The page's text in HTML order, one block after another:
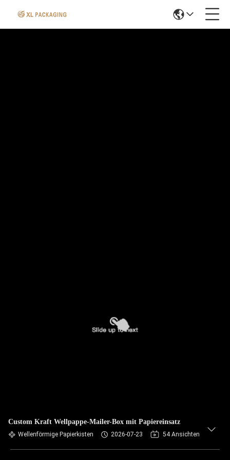
Custom Kraft Wellpappe-Mailer-Box mit Papiereinsatz
Wellenförmige Papierkisten 2026-07-23 54 Ansichten